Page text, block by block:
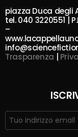
piazza Duca degli
tel. 040 3220551 |
–
Trasparenza